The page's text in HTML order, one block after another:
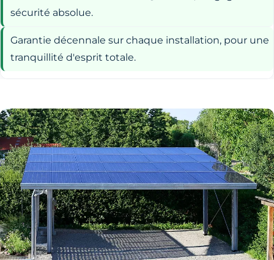
sécurité absolue.
Garantie décennale sur chaque installation, pour une
tranquillité d'esprit totale.